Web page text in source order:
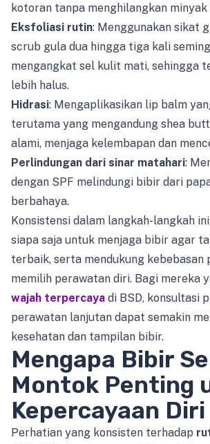
kotoran tanpa menghilangkan minyak
Eksfoliasi rutin: Menggunakan sikat
scrub gula dua hingga tiga kali
mengangkat sel kulit mati, sehingga
lebih halus.
Hidrasi: Mengaplikasikan lip balm
terutama yang mengandung shea
alami, menjaga kelembapan dan
Perlindungan dari sinar matahari:
dengan SPF melindungi bibir dari
berbahaya.
Konsistensi dalam langkah-langkah
siapa saja untuk menjaga bibir agar
terbaik, serta mendukung kebebasan
memilih perawatan diri. Bagi mereka
wajah terpercaya di BSD, konsultasi
perawatan lanjutan dapat semakin
kesehatan dan tampilan bibir.
Mengapa Bibir
Montok Penting
Kepercayaan Diri
Perhatian yang konsisten terhadap